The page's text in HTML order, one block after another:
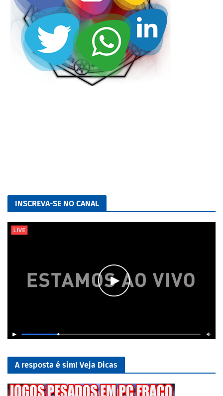
INSCREVA-SE NO CANAL
A resposta é sim! Veja Dicas